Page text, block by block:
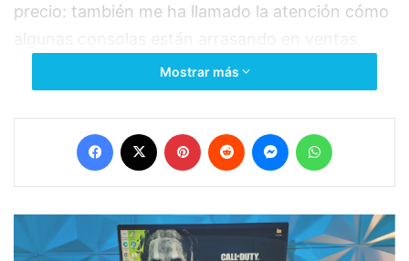
precio: también me ha llamado la atención cómo
algunas consolas están arrasando en ventas.
Mostrar más
Facebook Pinterest Reddit Messenger